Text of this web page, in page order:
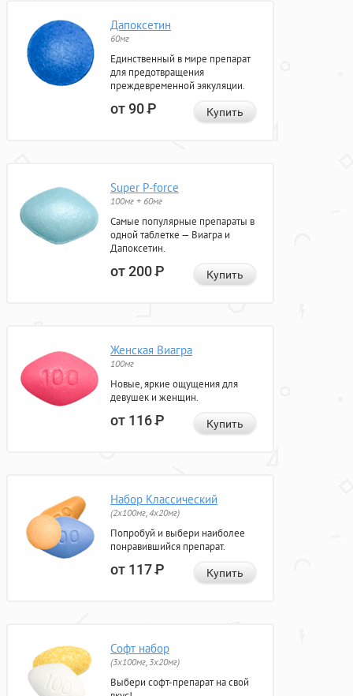
Дапоксетин
60мг
Единственный в мире препарат
для предотвращения
преждевременной эякуляции.
от 90Р Купить
Super P-force
100мг + 60мг
Самые популярные препараты в
одной таблетке — Виагра и
Дапоксетин.
от 200Р Купить
Женская Виагра
100мг
Новые, яркие ощущения для
девушек и женщин.
от 116Р Купить
Набор Классический
(2x100мг, 4x20мг)
Попробуй и выбери наиболее
понравившийся препарат.
от 117Р Купить
Софт набор
(3x100мг, 3x20мг)
Выбери софт-препарат на свой